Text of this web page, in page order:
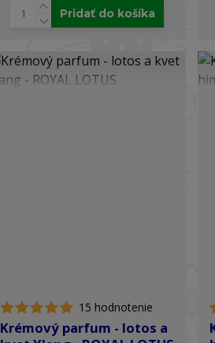
Pridať do košíka
15 hodnotenie
Krémový parfum - lotos a